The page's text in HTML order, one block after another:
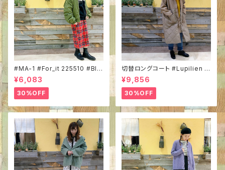
#MA-1 #For_it 225510 #BIG
サイズ #ボリューム袖 #ミリタリ
ーコーデ #トレンドアイテム #
秋冬ブルゾン
¥6,083
30%OFF
切替ロングコート #Lupilien D
225102L #キルティング×フェイ
クメルトン #軽めアウター #ア
ースカラー #すっきりロング丈
#リブ衿でカジュアル感UP
¥9,856
30%OFF